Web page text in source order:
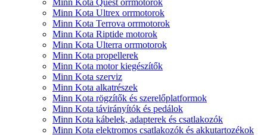
Minn Kota Quest orrmotorok
Minn Kota Ultrex orrmotorok
Minn Kota Terrova orrmotorok
Minn Kota Riptide motorok
Minn Kota Ulterra orrmotorok
Minn Kota propellerek
Minn Kota motor kiegészítők
Minn Kota szerviz
Minn Kota alkatrészek
Minn Kota rögzítők és szerelőplatformok
Minn Kota távirányítók és pedálok
Minn Kota kábelek, adapterek és csatlakozók
Minn Kota elektromos csatlakozók és akkutartozékok